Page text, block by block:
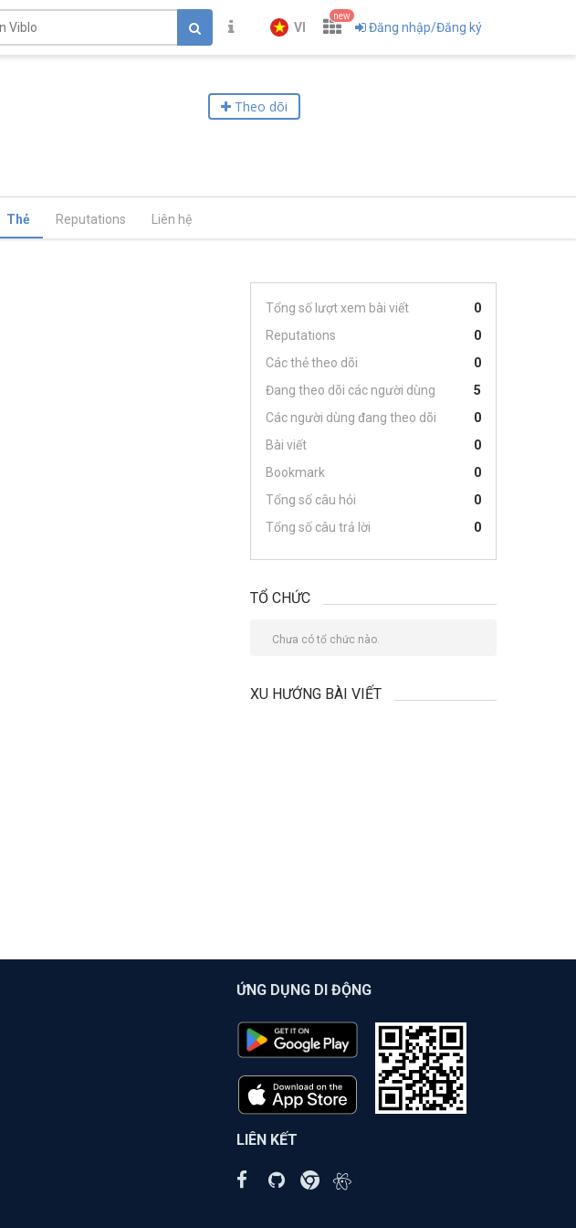
VI
new
Đăng nhập/Đăng ký
Theo dõi
Thẻ Reputations Liên hệ
Tổng số lượt xem bài viết
0
Reputations
0
Các thẻ theo dõi
0
Đang theo dõi các người dùng
5
Các người dùng đang theo dõi
0
Bài viết
0
Bookmark
0
Tổng số câu hỏi
0
Tổng số câu trả lời
0
TỔ CHỨC
Chưa có tổ chức nào.
XU HƯỚNG BÀI VIẾT
ỨNG DỤNG DI ĐỘNG
LIÊN KẾT